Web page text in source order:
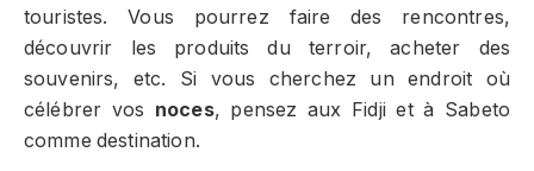
touristes. Vous pourrez faire des rencontres,
découvrir les produits du terroir, acheter des
souvenirs, etc. Si vous cherchez un endroit où
célébrer vos noces, pensez aux Fidji et à Sabeto
comme destination.